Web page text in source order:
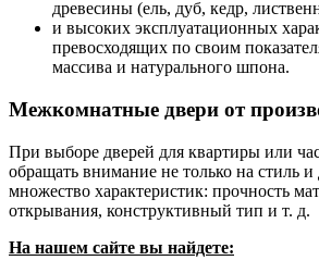
древесины (ель, дуб, кедр,
и высоких эксплуатационных
превосходящих по своим
массива и натурального шпона.
Межкомнатные двери от
При выборе дверей для квартиры или
обращать внимание не только на стиль и
множество характеристик: прочность
открывания, конструктивный тип и т. д.
На нашем сайте вы найдете: